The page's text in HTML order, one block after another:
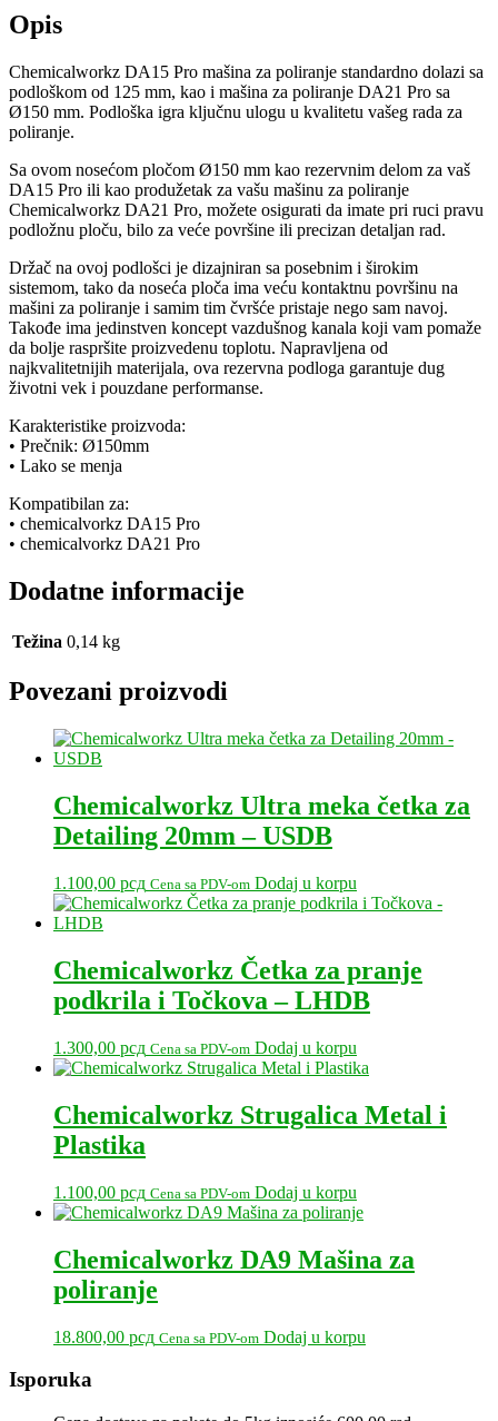
od
150
BP
-
Podloška
količina
Opis
Chemicalworkz DA15 Pro mašina za poliranje standardno dolazi sa
podloškom od 125 mm, kao i mašina za poliranje DA21 Pro sa
Ø150 mm. Podloška igra ključnu ulogu u kvalitetu vašeg rada za
poliranje.
Sa ovom nosećom pločom Ø150 mm kao rezervnim delom za vaš
DA15 Pro ili kao produžetak za vašu mašinu za poliranje
Chemicalworkz DA21 Pro, možete osigurati da imate pri ruci pravu
podložnu ploču, bilo za veće površine ili precizan detaljan rad.
Držač na ovoj podlošci je dizajniran sa posebnim i širokim
sistemom, tako da noseća ploča ima veću kontaktnu površinu na
mašini za poliranje i samim tim čvršće pristaje nego sam navoj.
Takođe ima jedinstven koncept vazdušnog kanala koji vam pomaže
da bolje raspršite proizvedenu toplotu. Napravljena od
najkvalitetnijih materijala, ova rezervna podloga garantuje dug
životni vek i pouzdane performanse.
Karakteristike proizvoda:
• Prečnik: Ø150mm
• Lako se menja
Kompatibilan za:
• chemicalvorkz DA15 Pro
• chemicalvorkz DA21 Pro
Dodatne informacije
Težina 0,14 kg
Povezani proizvodi
Chemicalworkz Ultra meka četka za
Detailing 20mm – USDB
1.100,00 рсд Cena sa PDV-om Dodaj u korpu
Chemicalworkz Četka za pranje
podkrila i Točkova – LHDB
1.300,00 рсд Cena sa PDV-om Dodaj u korpu
Chemicalworkz Strugalica Metal i
Plastika
1.100,00 рсд Cena sa PDV-om Dodaj u korpu
Chemicalworkz DA9 Mašina za
poliranje
18.800,00 рсд Cena sa PDV-om Dodaj u korpu
Primary
Sidebar
Isporuka